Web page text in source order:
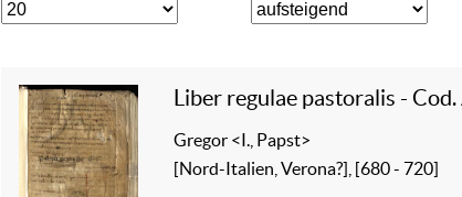
Liber regulae pastoralis -
Gregor <I., Papst>
[Nord-Italien, Verona?], [680 - 720]